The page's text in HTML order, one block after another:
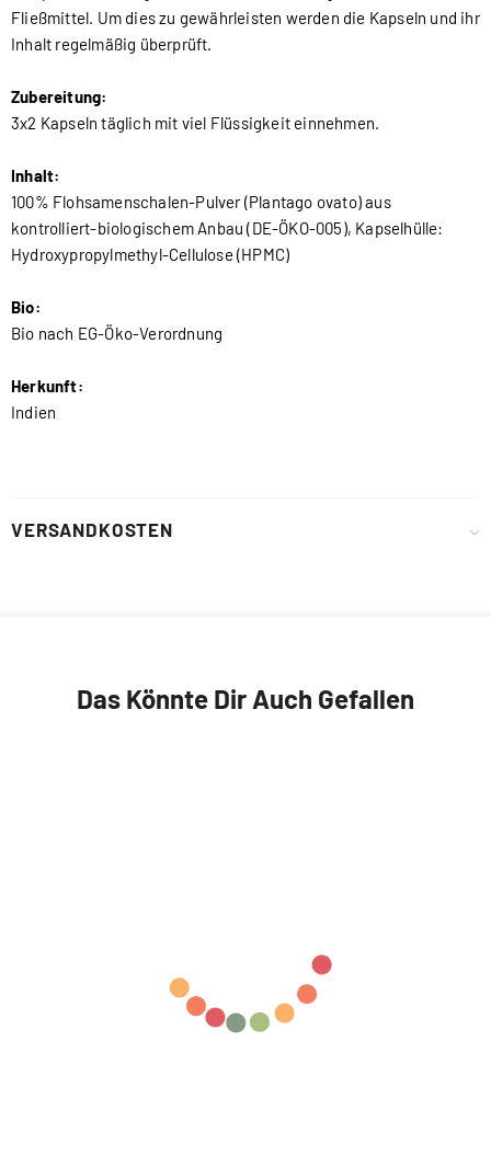
Fließmittel. Um dies zu gewährleisten werden die Kapseln und ihr
Inhalt regelmäßig überprüft.
Zubereitung:
3x2 Kapseln täglich mit viel Flüssigkeit einnehmen.
Inhalt:
100% Flohsamenschalen-Pulver (Plantago ovato) aus
kontrolliert-biologischem Anbau (DE-ÖKO-005), Kapselhülle:
Hydroxypropylmethyl-Cellulose (HPMC)
Bio:
Bio nach EG-Öko-Verordnung
Herkunft:
Indien
VERSANDKOSTEN
Das Könnte Dir Auch Gefallen